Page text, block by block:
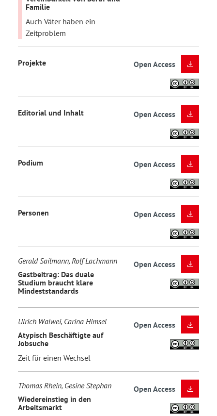
Familie
Auch Väter haben ein
Zeitproblem
Projekte Open Access
Editorial und Inhalt Open Access
Podium Open Access
Personen Open Access
Gerald Sailmann, Rolf Lachmann
Gastbeitrag: Das duale
Studium braucht klare
Mindeststandards
Open Access
Ulrich Walwei, Carina Himsel
Atypisch Beschäftigte auf
Jobsuche
Zeit für einen Wechsel
Open Access
Thomas Rhein, Gesine Stephan
Wiedereinstieg in den
Arbeitsmarkt
Open Access